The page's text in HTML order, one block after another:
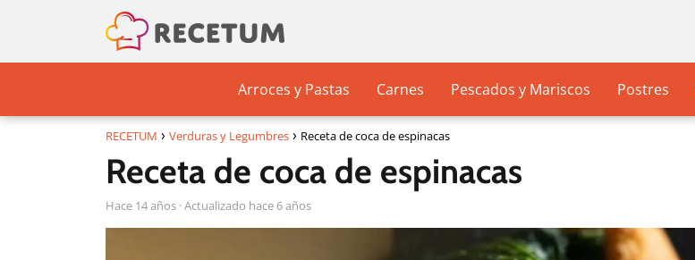
Arroces y Pastas Carnes Pescados y Mariscos Postres
RECETUM Verduras y Legumbres Receta de coca de espinacas
Receta de coca de espinacas
hace 14 años · Actualizado hace 6 años